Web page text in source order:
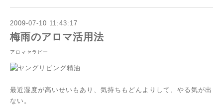
2009-07-10 11:43:17
梅雨のアロマ活用法
アロマセラピー
最近湿度が高いせいもあり、気持ちもどんよりして、やる気が出
ない。